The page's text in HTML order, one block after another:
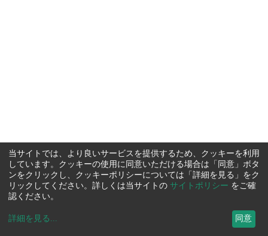
当サイトでは、より良いサービスを提供するため、クッキーを利用
しています。クッキーの使用に同意いただける場合は「同意」ボタ
ンをクリックし、クッキーポリシーについては「詳細を見る」をク
リックしてください。詳しくは当サイトの サイトポリシー をご確
認ください。
詳細を見る ... 同意